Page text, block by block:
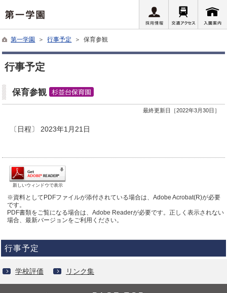
第一学園 ＞行事予定 ＞ 保育参観
行事予定
保育参観
最終更新日［2022年3月30日］
〔日程〕 2023年1月21日
新しいウィンドウで表示
※資料としてPDFファイルが添付されている場合は、Adobe Acrobat(R)が必要
です。
PDF書類をご覧になる場合は、Adobe Readerが必要です。正しく表示されない
場合、最新バージョンをご利用ください。
行事予定
学校評価 リンク集